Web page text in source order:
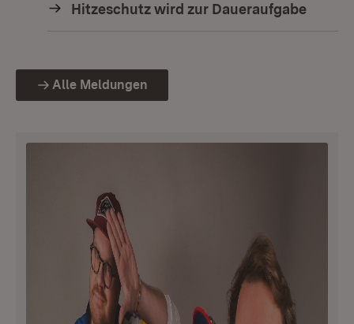
Hitzeschutz wird zur Daueraufgabe
Alle Meldungen